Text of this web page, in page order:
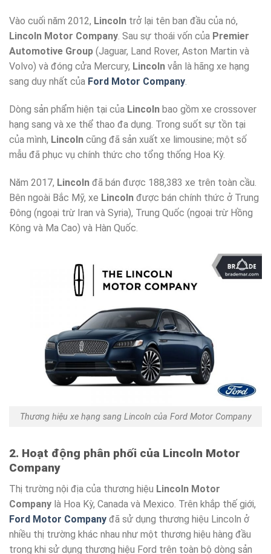
Vào cuối năm 2012, Lincoln trở lại tên ban đầu của nó,
Lincoln Motor Company. Sau sự thoái vốn của Premier
Automotive Group (Jaguar, Land Rover, Aston Martin và
Volvo) và đóng cửa Mercury, Lincoln vẫn là hãng xe hạng
sang duy nhất của Ford Motor Company.
Dòng sản phẩm hiện tại của Lincoln bao gồm xe crossover
hạng sang và xe thể thao đa dụng. Trong suốt sự tồn tại
của mình, Lincoln cũng đã sản xuất xe limousine; một số
mẫu đã phục vụ chính thức cho tổng thống Hoa Kỳ.
Năm 2017, Lincoln đã bán được 188,383 xe trên toàn cầu.
Bên ngoài Bắc Mỹ, xe Lincoln được bán chính thức ở Trung
Đông (ngoại trừ Iran và Syria), Trung Quốc (ngoại trừ Hồng
Kông và Ma Cao) và Hàn Quốc.
Thương hiệu xe hạng sang Lincoln của Ford Motor Company
2. Hoạt động phân phối của Lincoln Motor
Company
Thị trường nội địa của thương hiệu Lincoln Motor
Company là Hoa Kỳ, Canada và Mexico. Trên khắp thế giới,
Ford Motor Company đã sử dụng thương hiệu Lincoln ở
nhiều thị trường khác nhau như một thương hiệu hàng đầu
trong khi sử dụng thương hiệu Ford trên toàn bộ dòng sản